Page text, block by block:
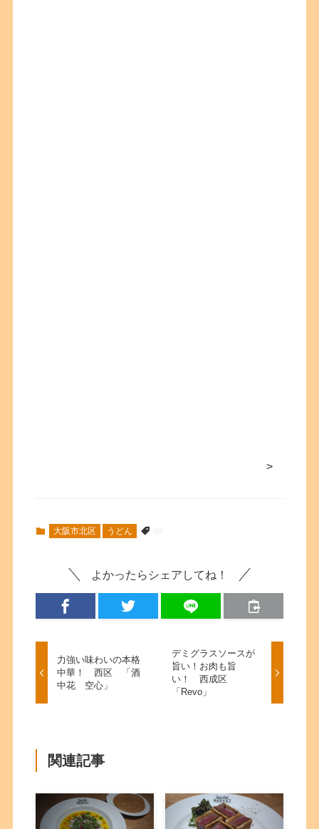
>
大阪市北区 うどん
よかったらシェアしてね！
力強い味わいの本格
中華！ 西区 「酒
中花 空心」
デミグラスソースが
旨い！お肉も旨
い！ 西成区
「Revo」
関連記事